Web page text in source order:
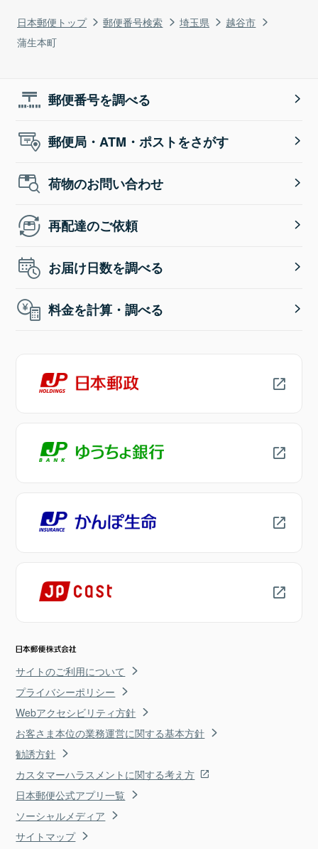
日本郵便トップ 郵便番号検索 埼玉県
越谷市
蒲生本町
郵便番号を調べる
郵便局・ATM・ポストをさがす
荷物のお問い合わせ
再配達のご依頼
お届け日数を調べる
料金を計算・調べる
サイトのご利用について
プライバシーポリシー
Webアクセシビリティ方針
お客さま本位の業務運営に関する基本方針
勧誘方針
カスタマーハラスメントに関する考え方
日本郵便公式アプリ一覧
ソーシャルメディア
サイトマップ